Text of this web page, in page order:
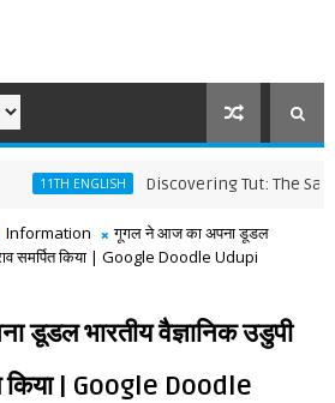
ENGLISH Discovering Tut: The Saga
Information
गूगल ने आज का अपना डूडल
राव समर्पित किया | Google Doodle Udupi
डूडल भारतीय वैज्ञानिक उडुपी
किया | Google Doodle